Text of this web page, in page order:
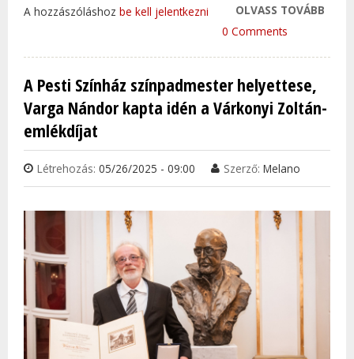
OLVASS TOVÁBB
A hozzászóláshoz be kell jelentkezni
0 Comments
A Pesti Színház színpadmester helyettese,
Varga Nándor kapta idén a Várkonyi Zoltán-
emlékdíjat
Létrehozás: 05/26/2025 - 09:00 Szerző: Melano